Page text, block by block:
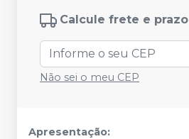
Calcule frete e prazo
Não sei o meu CEP
Apresentação: